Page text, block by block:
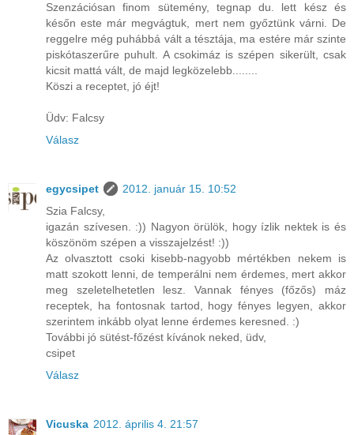
Szenzációsan finom sütemény, tegnap du. lett kész és
későn este már megvágtuk, mert nem győztünk várni. De
reggelre még puhábbá vált a tésztája, ma estére már szinte
piskótaszerűre puhult. A csokimáz is szépen sikerült, csak
kicsit mattá vált, de majd legközelebb........
Köszi a receptet, jó éjt!
Üdv: Falcsy
Válasz
egycsipet
2012. január 15. 10:52
Szia Falcsy,
igazán szívesen. :)) Nagyon örülök, hogy ízlik nektek is és
köszönöm szépen a visszajelzést! :))
Az olvasztott csoki kisebb-nagyobb mértékben nekem is
matt szokott lenni, de temperálni nem érdemes, mert akkor
meg szeletelhetetlen lesz. Vannak fényes (főzős) máz
receptek, ha fontosnak tartod, hogy fényes legyen, akkor
szerintem inkább olyat lenne érdemes keresned. :)
További jó sütést-főzést kívánok neked, üdv,
csipet
Válasz
Vicuska 2012. április 4. 21:57